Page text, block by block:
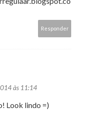
Responder
às 11:14
Look lindo =)